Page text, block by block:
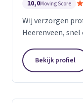
10,0Moving Score
Wij verzorgen
Heerenveen,
Bekijk profiel